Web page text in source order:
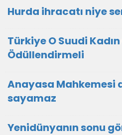
Hurda ihracatı niye
Türkiye O Suudi
Ödüllendirmeli
Anayasa Mahkemesi
sayamaz
Yenidünyanın sonu